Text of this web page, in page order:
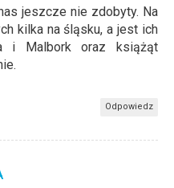
jeszcze nie zdobyty. Na
kilka na śląsku, a jest ich
i Malbork oraz książąt
Odpowiedz